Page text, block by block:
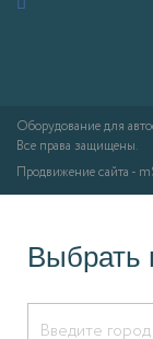
Оборудование для
Все права защищены.
Продвижение сайта -
Выбрать